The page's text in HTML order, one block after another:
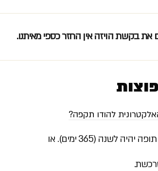
את בקשת הויזה אין החזר כספי מאיתנו.
להודו תקפה?
מרגע אישור הויזה תופה יהיה לשנה (365 ימים). או